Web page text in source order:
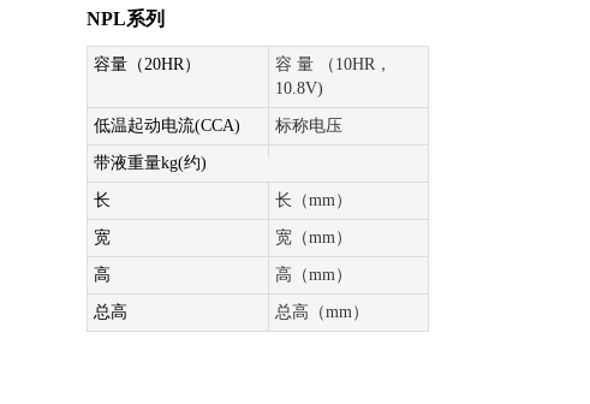
NPL系列
容量（20HR）
容 量 （10HR，
10.8V)
低温起动电流(CCA) 标称电压
带液重量kg(约)
长 长（mm）
宽 宽（mm）
高 高（mm）
总高 总高（mm）